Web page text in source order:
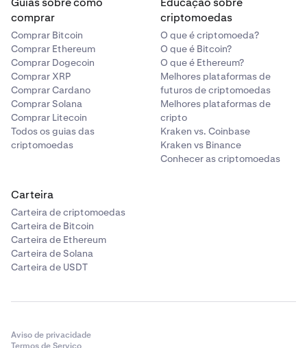
comprar
Comprar Bitcoin
Comprar Ethereum
Comprar Dogecoin
Comprar XRP
Comprar Cardano
Comprar Solana
Comprar Litecoin
Todos os guias das
criptomoedas
criptomoedas
O que é criptomoeda?
O que é Bitcoin?
O que é Ethereum?
Melhores plataformas de
futuros de criptomoedas
Melhores plataformas de
cripto
Kraken vs. Coinbase
Kraken vs Binance
Conhecer as criptomoedas
Carteira
Carteira de criptomoedas
Carteira de Bitcoin
Carteira de Ethereum
Carteira de Solana
Carteira de USDT
Aviso de privacidade